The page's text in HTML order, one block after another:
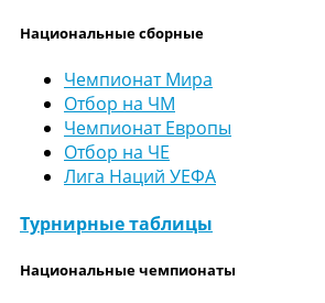
Национальные сборные
Чемпионат Мира
Отбор на ЧМ
Чемпионат Европы
Отбор на ЧЕ
Лига Наций УЕФА
Турнирные таблицы
Национальные чемпионаты